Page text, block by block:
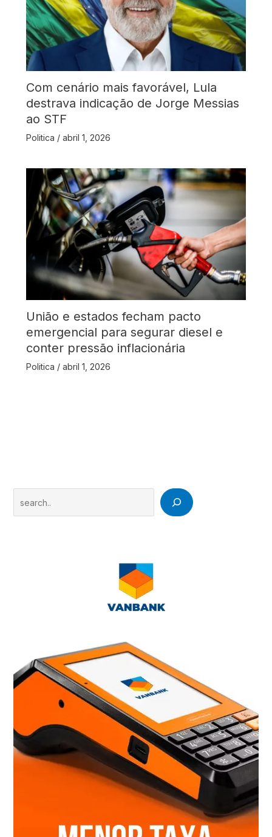
Com cenário mais favorável, Lula
destrava indicação de Jorge Messias
ao STF
Politica / abril 1, 2026
União e estados fecham pacto
emergencial para segurar diesel e
conter pressão inflacionária
Politica / abril 1, 2026